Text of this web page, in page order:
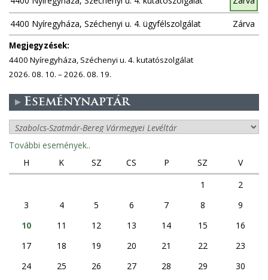
k
4400 Nyíregyháza, Széchenyi u. 4. ügyfélszolgálat Zárva
Megjegyzések:
4400 Nyíregyháza, Széchenyi u. 4. kutatószolgálat
2026. 08. 10. – 2026. 08. 19.
Eseménynaptár
További események..
H
K SZ CS P SZ
V
1
2
3
4 5 6 7 8
9
10
11 12 13 14 15
16
17
18 19 20 21 22
23
24
25 26 27 28 29
30